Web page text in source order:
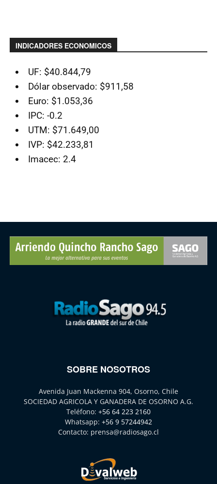
INDICADORES ECONOMICOS
UF: $40.844,79
Dólar observado: $911,58
Euro: $1.053,36
IPC: -0.2
UTM: $71.649,00
IVP: $42.233,81
Imacec: 2.4
SOBRE NOSOTROS
Avenida Juan Mackenna 904, Osorno, Chile
SOCIEDAD AGRICOLA Y GANADERA DE OSORNO A.G.
Teléfono: +56 64 223 2160
Whatsapp: +56 9 57244942
Contacto: prensa@radiosago.cl